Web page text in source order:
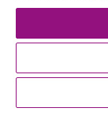
© 2008-2026